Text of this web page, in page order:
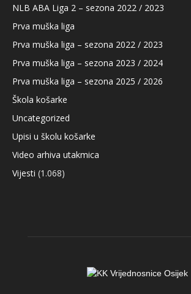
NLB ABA Liga 2 – sezona 2022 / 2023
Prva muška liga
Prva muška liga – sezona 2022 / 2023
Prva muška liga – sezona 2023 / 2024
Prva muška liga – sezona 2025 / 2026
Škola košarke
Uncategorized
Upisi u školu košarke
Video arhiva utakmica
Vijesti (1.068)